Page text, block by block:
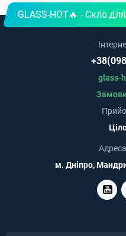
GLASS-HOT🔥 - Скло
glass-
м. Дніпро,